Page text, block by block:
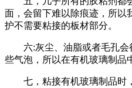
面，会留下难以除痕迹，所以
护不需要粘接的板材部分。
六:灰尘、油脂或者毛孔
些气泡，所以在有机玻璃制品
七，粘接有机玻璃制品时